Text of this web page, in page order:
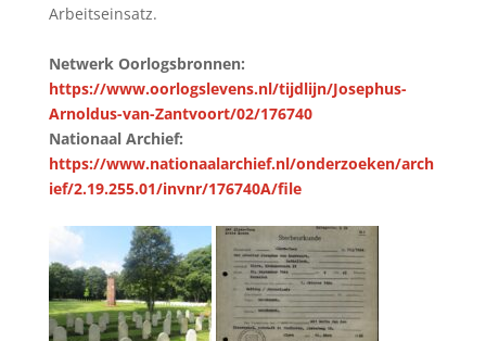
Arbeitseinsatz.
Netwerk Oorlogsbronnen:
https://www.oorlogslevens.nl/tijdlijn/Josephus-
Arnoldus-van-Zantvoort/02/176740
Nationaal Archief:
https://www.nationaalarchief.nl/onderzoeken/arch
ief/2.19.255.01/invnr/176740A/file